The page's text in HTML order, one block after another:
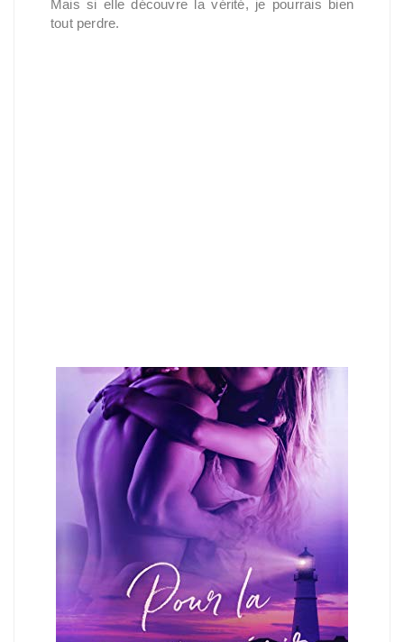
Mais si elle découvre la vérité, je pourrais bien
tout perdre.